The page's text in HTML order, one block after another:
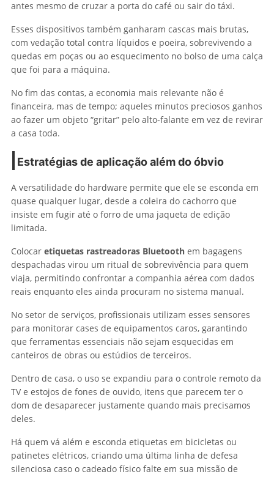
antes mesmo de cruzar a porta do café ou sair do táxi.
Esses dispositivos também ganharam cascas mais brutas,
com vedação total contra líquidos e poeira, sobrevivendo a
quedas em poças ou ao esquecimento no bolso de uma calça
que foi para a máquina.
No fim das contas, a economia mais relevante não é
financeira, mas de tempo; aqueles minutos preciosos ganhos
ao fazer um objeto “gritar” pelo alto-falante em vez de revirar
a casa toda.
Estratégias de aplicação além do óbvio
A versatilidade do hardware permite que ele se esconda em
quase qualquer lugar, desde a coleira do cachorro que
insiste em fugir até o forro de uma jaqueta de edição
limitada.
Colocar etiquetas rastreadoras Bluetooth em bagagens
despachadas virou um ritual de sobrevivência para quem
viaja, permitindo confrontar a companhia aérea com dados
reais enquanto eles ainda procuram no sistema manual.
No setor de serviços, profissionais utilizam esses sensores
para monitorar cases de equipamentos caros, garantindo
que ferramentas essenciais não sejam esquecidas em
canteiros de obras ou estúdios de terceiros.
Dentro de casa, o uso se expandiu para o controle remoto da
TV e estojos de fones de ouvido, itens que parecem ter o
dom de desaparecer justamente quando mais precisamos
deles.
Há quem vá além e esconda etiquetas em bicicletas ou
patinetes elétricos, criando uma última linha de defesa
silenciosa caso o cadeado físico falte em sua missão de